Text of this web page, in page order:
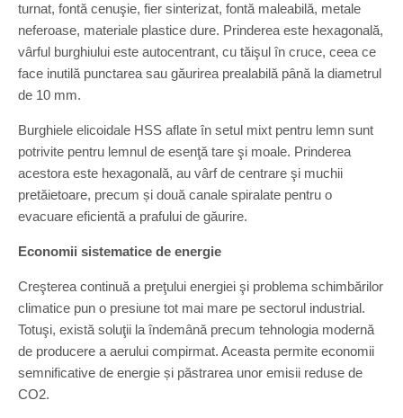
turnat, fontă cenuşie, fier sinterizat, fontă maleabilă, metale
neferoase, materiale plastice dure. Prinderea este hexagonală,
vârful burghiului este autocentrant, cu tăişul în cruce, ceea ce
face inutilă punctarea sau găurirea prealabilă până la diametrul
de 10 mm.
Burghiele elicoidale HSS aflate în setul mixt pentru lemn sunt
potrivite pentru lemnul de esenţă tare şi moale. Prinderea
acestora este hexagonală, au vârf de centrare şi muchii
pretăietoare, precum și două canale spiralate pentru o
evacuare eficientă a prafului de găurire.
Economii sistematice de energie
Creşterea continuă a preţului energiei şi problema schimbărilor
climatice pun o presiune tot mai mare pe sectorul industrial.
Totuşi, există soluţii la îndemână precum tehnologia modernă
de producere a aerului compirmat. Aceasta permite economii
semnificative de energie și păstrarea unor emisii reduse de
CO2.